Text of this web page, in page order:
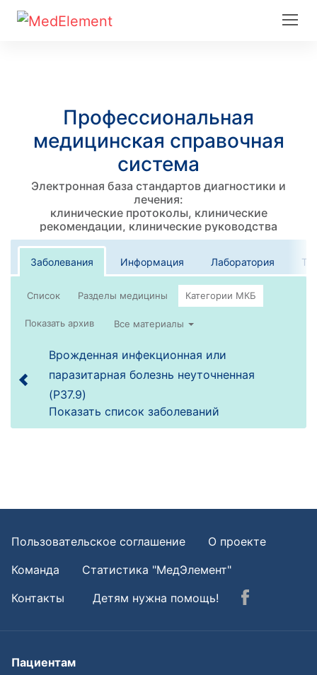
Профессиональная
медицинская справочная
система
Электронная база стандартов диагностики и
лечения:
клинические протоколы, клинические
рекомендации, клинические руководства
Заболевания Информация Лаборатория
Список
Все материалы
Врожденная инфекционная или
паразитарная болезнь неуточненная
(P37.9)
Показать список заболеваний
Пользовательское соглашение
О проекте
Команда
Статистика "МедЭлемент"
Контакты
Детям нужна помощь!
Пациентам